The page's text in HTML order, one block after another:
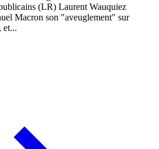
(LR) Laurent Wauquiez
Macron son "aveuglement" sur
et...